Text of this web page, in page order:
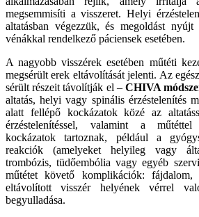
megsemmisíti a visszeret. Helyi
altatásban végezzük, és megoldást
vénákkal rendelkező páciensek esetében.
A nagyobb visszérek esetében műtéti
megsérült erek eltávolítását jelenti. Az
sérült részeit távolítják el –CHIVA
altatás, helyi vagy spinális érzéstelenítés
alatt fellépő kockázatok közé az
érzéstelenítéssel, valamint a műtéttel
kockázatok tartoznak, például a
reakciók (amelyeket helyileg vagy
trombózis, tüdőembólia vagy egyéb
műtétet követő komplikációk:
eltávolított visszér helyének vérrel
begyulladása.